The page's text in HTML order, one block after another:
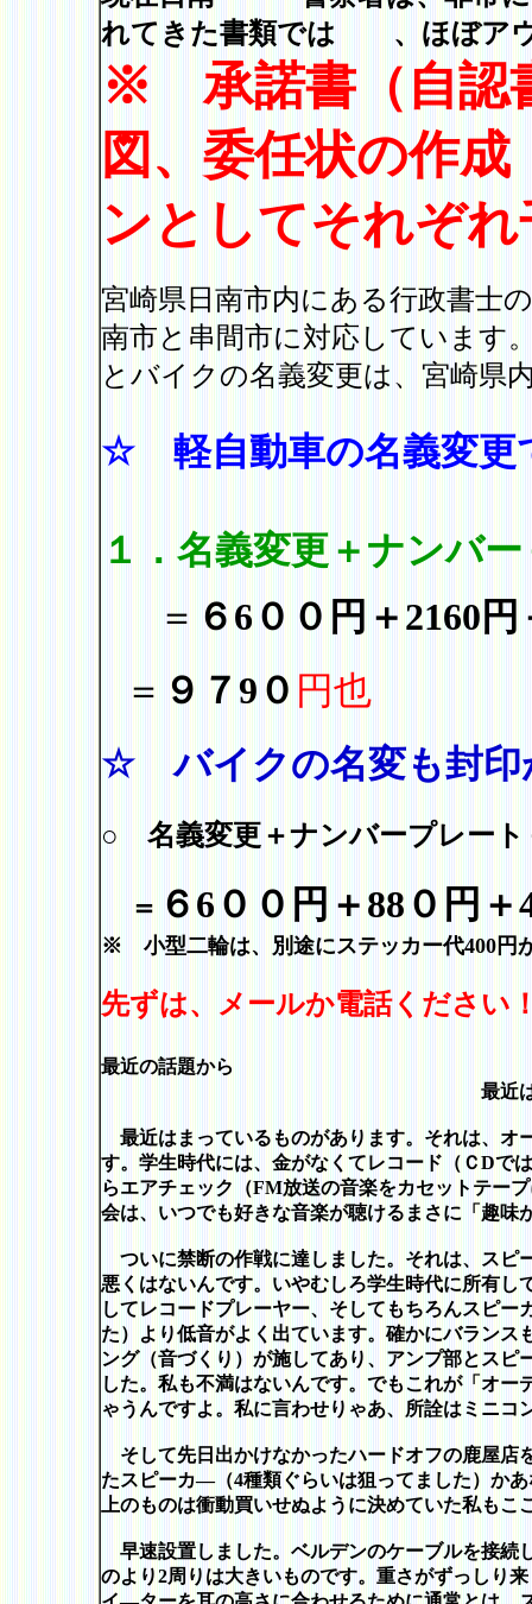
れてきた書類では 、ほぼア
※ 承諾書（自認
図、委任状の作
ンとしてそれぞ
宮崎県日南市内にある行政書士
南市と串間市に対応しています
とバイクの名義変更は、宮崎県
☆ 軽自動車の名義変更
１．名義変更＋ナンバ
＝ ６6００円＋2160
＝ ９７9０ 円也
☆ バイクの名変も封印
○ 名義変更＋ナンバープレート
＝ ６6００円＋88０円
※ 小型二輪は、別途にステッカー代400円
先ずは、メールか電話ください
最近の話題から
最近はまってお
最近はまっているものがあります。それは、オ
す。学生時代には、金がなくてレコード（ＣD
らエアチェック（FM放送の音楽をカセットテー
会は、いつでも好きな音楽が聴けるまさに「趣味
ついに禁断の作戦に達しました。それは、スピ
悪くはないんです。いやむしろ学生時代に所有
してレコードプレーヤー、そしてもちろんスピ
た）より低音がよく出ています。確かにバラン
ング（音づくり）が施してあり、アンプ部とス
した。私も不満はないんです。でもこれが「オ
ゃうんですよ。私に言わせりゃあ、所詮はミニ
そして先日出かけなかったハードオフの鹿屋店
たスピーカ―（4種類ぐらいは狙ってました）か
上のものは衝動買いせぬように決めていた私もこ
早速設置しました。ベルデンのケーブルを接続
のより2周りは大きいものです。重さがずっしり